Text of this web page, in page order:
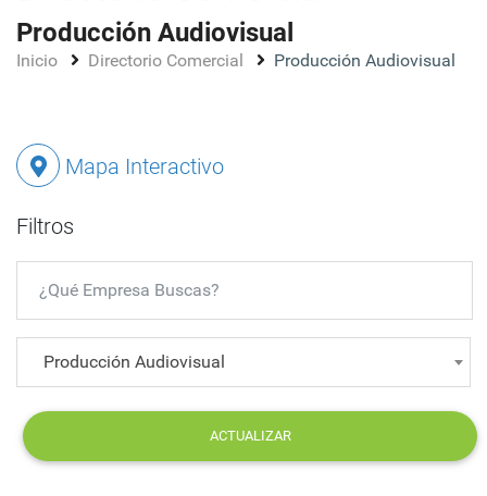
Producción Audiovisual
Inicio Directorio Comercial Producción Audiovisual
Mapa Interactivo
Filtros
Producción Audiovisual
ACTUALIZAR